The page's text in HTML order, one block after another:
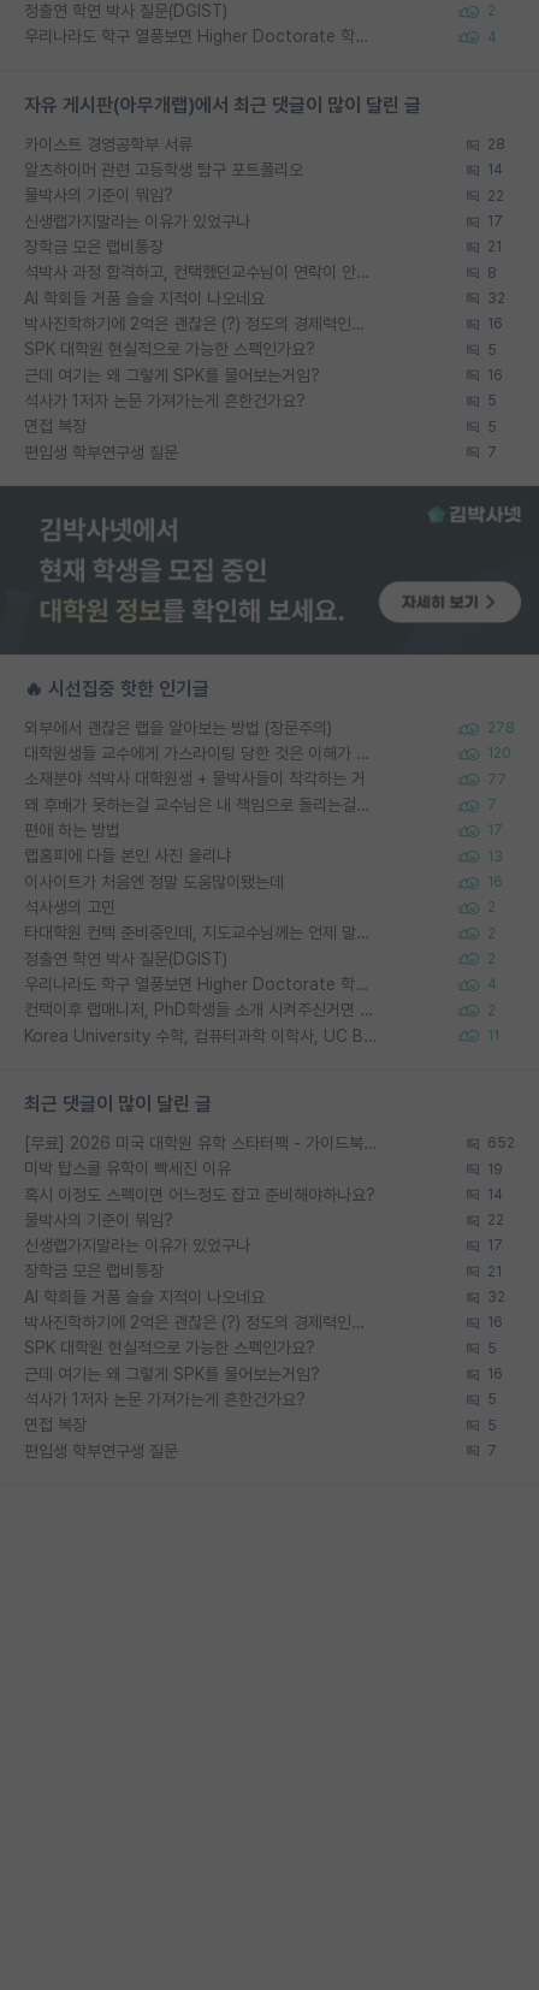
정출연 학연 박사 질문(DGIST) 2
우리나라도 학구 열풍보면 Higher Doctorate 학위가 필요하다고 봅니다. 4
자유 게시판(아무개랩)에서 최근 댓글이 많이 달린 글
카이스트 경영공학부 서류 28
알츠하이머 관련 고등학생 탐구 포트폴리오 14
물박사의 기준이 뭐임? 22
신생랩가지말라는 이유가 있었구나 17
장학금 모은 랩비통장 21
석박사 과정 합격하고, 컨택했던교수님이 연락이 안됩니다... 8
AI 학회들 거품 슬슬 지적이 나오네요 32
박사진학하기에 2억은 괜찮은 (?) 정도의 경제력인가요 16
SPK 대학원 현실적으로 가능한 스펙인가요? 5
근데 여기는 왜 그렇게 SPK를 물어보는거임? 16
석사가 1저자 논문 가져가는게 흔한건가요? 5
면접 복장 5
편입생 학부연구생 질문 7
🔥 시선집중 핫한 인기글
외부에서 괜찮은 랩을 알아보는 방법 (장문주의) 278
대학원생들 교수에게 가스라이팅 당한 것은 이해가 갑니다. 안타깝네요. 120
소재분야 석박사 대학원생 + 물박사들이 착각하는 거 77
왜 후배가 못하는걸 교수님은 내 책임으로 돌리는걸까요? 7
편애 하는 방법 17
랩홈피에 다들 본인 사진 올리냐 13
이사이트가 처음엔 정말 도움많이됐는데 16
석사생의 고민 2
타대학원 컨텍 준비중인데, 지도교수님께는 언제 말씀드려야 할까요? 2
정출연 학연 박사 질문(DGIST) 2
우리나라도 학구 열풍보면 Higher Doctorate 학위가 필요하다고 봅니다. 4
컨택이후 랩매니저, PhD학생들 소개 시켜주신거면 거의 컨펌에 가깝나요? 2
Korea University 수학, 컴퓨터과학 이학사, UC Berkeley 산업공학 대학원 공학박사가 되는 것은 쉽지 않겠죠? 11
최근 댓글이 많이 달린 글
[무료] 2026 미국 대학원 유학 스타터팩 - 가이드북 & 합격자 컨택메일 템플릿 652
미박 탑스쿨 유학이 빡세진 이유 19
혹시 이정도 스펙이면 어느정도 잡고 준비해야하나요? 14
물박사의 기준이 뭐임? 22
신생랩가지말라는 이유가 있었구나 17
장학금 모은 랩비통장 21
AI 학회들 거품 슬슬 지적이 나오네요 32
박사진학하기에 2억은 괜찮은 (?) 정도의 경제력인가요 16
SPK 대학원 현실적으로 가능한 스펙인가요? 5
근데 여기는 왜 그렇게 SPK를 물어보는거임? 16
석사가 1저자 논문 가져가는게 흔한건가요? 5
면접 복장 5
편입생 학부연구생 질문 7